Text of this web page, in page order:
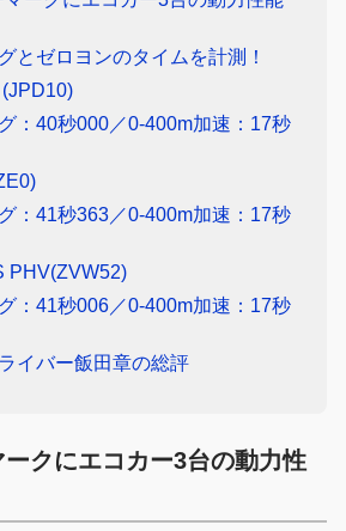
とゼロヨンのタイムを計測！
(JPD10)
：40秒000／0-400m加速：17秒
：41秒363／0-400m加速：17秒
PHV(ZVW52)
：41秒006／0-400m加速：17秒
イバー飯田章の総評
クにエコカー3台の動力性